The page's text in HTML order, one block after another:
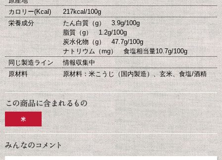
カロリー(Kcal)
217kcal/100g
栄養成分
たん白質（g） 3.9g/100g
脂質（g） 1.2g/100g
炭水化物（g） 47.7g/100g
ナトリウム（mg） 食塩相当量10.7g/100g
同じ製造ライン
情報収集中
原材料
原材料：米こうじ（国内製造）、玄米、食塩/酒精
米